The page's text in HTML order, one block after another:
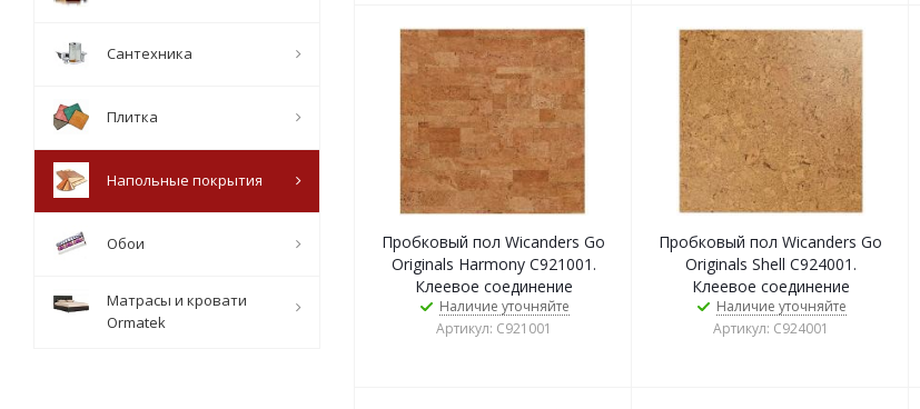
Пробковый пол Wicanders Go
Originals Harmony C921001.
Клеевое соединение
Наличие уточняйте
Артикул: C921001
Пробковый пол Wicanders Go
Originals Shell C924001.
Клеевое соединение
Наличие уточняйте
Артикул: C924001
Сантехника
Плитка
Напольные покрытия
Обои
Матрасы и кровати
Ormatek